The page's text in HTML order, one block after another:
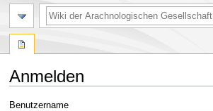
Anmelden
Zur
Zur
Benutzername